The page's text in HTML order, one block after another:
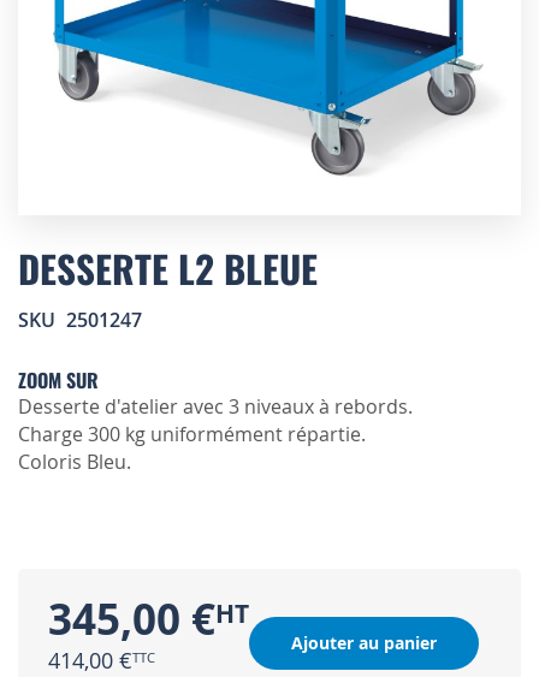
to
the
of
images
gallery
DESSERTE L2 BLEUE
SKU 2501247
ZOOM SUR
Desserte d'atelier avec 3 niveaux à rebords.
Charge 300 kg uniformément répartie.
Coloris Bleu.
345,00 €
414,00 €
Ajouter au panier